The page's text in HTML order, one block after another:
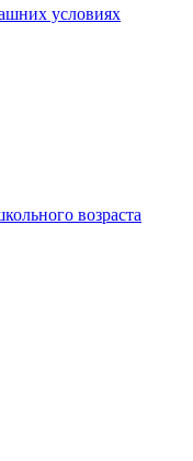
условиях
возраста